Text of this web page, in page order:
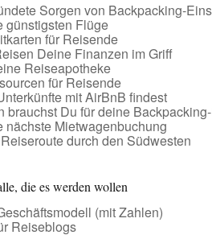
Sorgen von Backpacking-
günstigsten Flüge
für Reisende
Deine Finanzen im Griff
Reiseapotheke
für Reisende
mit AirBnB findest
brauchst Du für deine
nächste Mietwagenbuchung
durch den Südwesten
die es werden wollen
(mit Zahlen)
Reiseblogs